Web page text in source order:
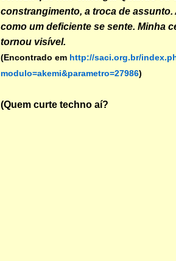
constrangimento, a troca de assunto.
como um deficiente se sente. Minha
tornou visível.
(Encontrado em http://saci.org.br/
modulo=akemi&parametro=27986)
(Quem curte techno aí?